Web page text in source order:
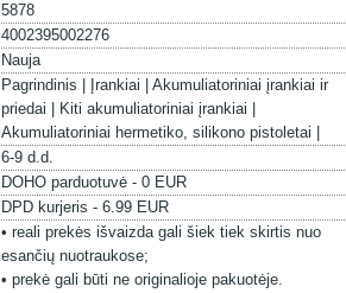
5878
4002395002276
Nauja
Pagrindinis | Įrankiai | Akumuliatoriniai įrankiai ir
priedai |
Kiti akumuliatoriniai įrankiai |
Akumuliatoriniai hermetiko, silikono pistoletai |
6-9 d.d.
DOHO parduotuvė - 0 EUR
DPD kurjeris - 6.99 EUR
• reali prekės išvaizda gali šiek tiek skirtis nuo
esančių nuotraukose;
• prekė gali būti ne originalioje pakuotėje.